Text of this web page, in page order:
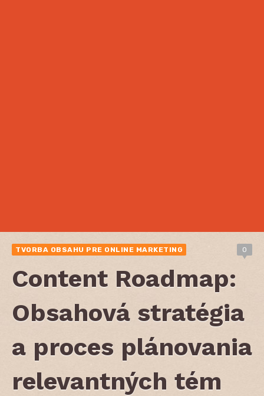
TVORBA OBSAHU PRE ONLINE MARKETING 0
Content Roadmap:
Obsahová stratégia
a proces plánovania
relevantných tém